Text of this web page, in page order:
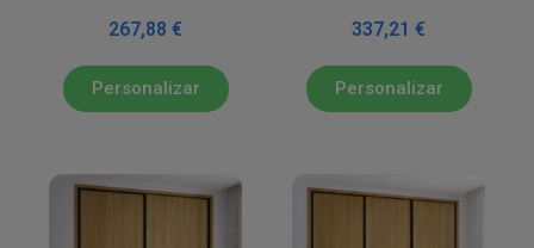
267,88 €
Personalizar
337,21 €
Personalizar